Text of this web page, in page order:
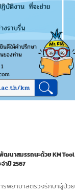
พัฒนาสมรรถนะด้วย KM Tool
จำปี 2567
รพยาบาลตรวจรักษาผู้ป่วย